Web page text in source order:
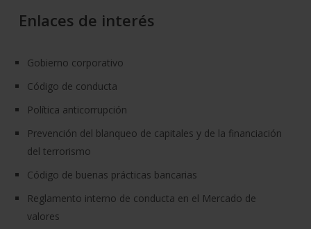
Enlaces de interés
Gobierno corporativo
Código de conducta
Política anticorrupción
Prevención del blanqueo de capitales y de la financiación
del terrorismo
Código de buenas prácticas bancarias
Reglamento interno de conducta en el Mercado de
valores